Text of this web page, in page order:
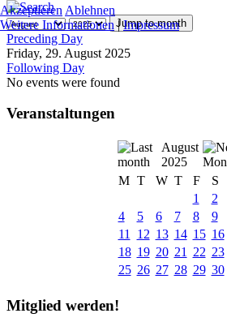
Jump to month
Preceding Day
Friday, 29. August 2025
Following Day
No events were found
Veranstaltungen
August
2025
M T W T F S
1
2
4
5 6 7 8 9
11
12 13 14 15 16
18 19 20 21 22 23
25 26 27 28 29 30
Mitglied werden!
Akzeptieren Ablehnen
Weitere Informationen|Impressum